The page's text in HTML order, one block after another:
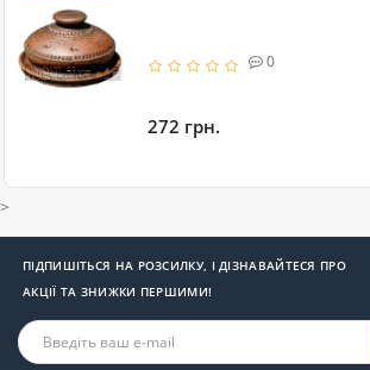
0
272 грн.
>
ПІДПИШІТЬСЯ НА РОЗСИЛКУ, І ДІЗНАВАЙТЕСЯ ПРО
АКЦІЇ ТА ЗНИЖКИ ПЕРШИМИ!